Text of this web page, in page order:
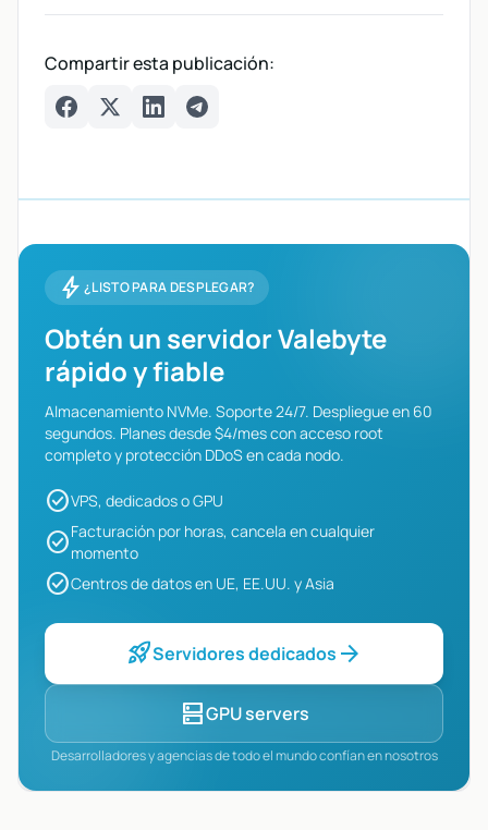
Compartir esta publicación:
bolt ¿LISTO PARA DESPLEGAR?
Obtén un servidor Valebyte
rápido y fiable
Almacenamiento NVMe. Soporte 24/7. Despliegue en 60
segundos. Planes desde $4/mes con acceso root
completo y protección DDoS en cada nodo.
check_circleVPS, dedicados o GPU
check_circleFacturación por horas, cancela en cualquier
momento
check_circleCentros de datos en UE, EE.UU. y Asia
rocket_launchServidores dedicados arrow_forward
dnsGPU servers
Desarrolladores y agencias de todo el mundo confían en nosotros